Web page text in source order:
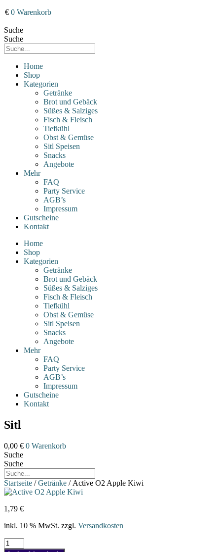
€ 0 Warenkorb
Suche
Suche
Home
Shop
Kategorien
Getränke
Brot und Gebäck
Süßes & Salziges
Fisch & Fleisch
Tiefkühl
Obst & Gemüse
Sitl Speisen
Snacks
Angebote
Mehr
FAQ
Party Service
AGB’s
Impressum
Gutscheine
Kontakt
Home
Shop
Kategorien
Getränke
Brot und Gebäck
Süßes & Salziges
Fisch & Fleisch
Tiefkühl
Obst & Gemüse
Sitl Speisen
Snacks
Angebote
Mehr
FAQ
Party Service
AGB’s
Impressum
Gutscheine
Kontakt
Sitl
0,00 € 0 Warenkorb
Suche
Suche
Startseite /Getränke / Active O2 Apple Kiwi
1,79 €
inkl. 10 % MwSt. zzgl. Versandkosten
Active